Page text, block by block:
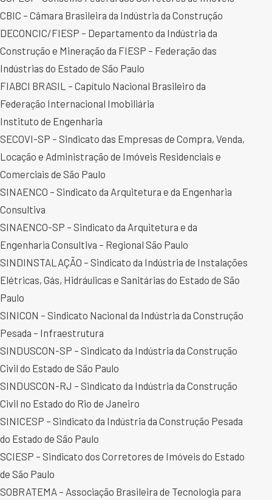
CBIC – Câmara Brasileira da Indústria da Construção
DECONCIC/FIESP – Departamento da Indústria da
Construção e Mineração da FIESP – Federação das
Indústrias do Estado de São Paulo
FIABCI BRASIL – Capítulo Nacional Brasileiro da
Federação Internacional Imobiliária
Instituto de Engenharia
SECOVI-SP – Sindicato das Empresas de Compra, Venda,
Locação e Administração de Imóveis Residenciais e
Comerciais de São Paulo
SINAENCO – Sindicato da Arquitetura e da Engenharia
Consultiva
SINAENCO-SP – Sindicato da Arquitetura e da
Engenharia Consultiva – Regional São Paulo
SINDINSTALAÇÃO – Sindicato da Indústria de Instalações
Elétricas, Gás, Hidráulicas e Sanitárias do Estado de São
Paulo
SINICON – Sindicato Nacional da Indústria da Construção
Pesada – Infraestrutura
SINDUSCON-SP – Sindicato da Indústria da Construção
Civil do Estado de São Paulo
SINDUSCON-RJ – Sindicato da Indústria da Construção
Civil no Estado do Rio de Janeiro
SINICESP – Sindicato da Indústria da Construção Pesada
do Estado de São Paulo
SCIESP – Sindicato dos Corretores de Imóveis do Estado
de São Paulo
SOBRATEMA – Associação Brasileira de Tecnologia para